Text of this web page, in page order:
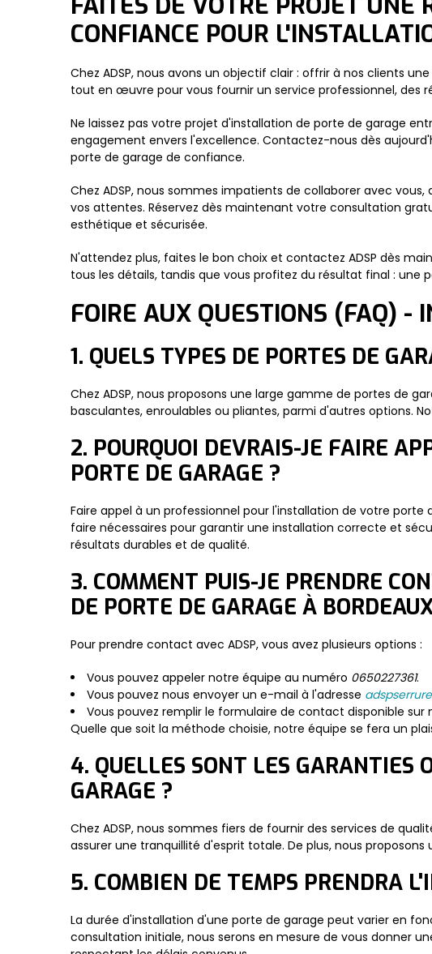
CONFIANCE POUR
Chez ADSP, nous avons un objectif clair : offrir à nos clients
tout en œuvre pour vous fournir un service professionnel, des
Ne laissez pas votre projet d'installation de porte de garage
engagement envers l'excellence. Contactez-nous dès
porte de garage de confiance.
Chez ADSP, nous sommes impatients de collaborer avec
vos attentes. Réservez dès maintenant votre consultation
esthétique et sécurisée.
N'attendez plus, faites le bon choix et contactez ADSP dès
tous les détails, tandis que vous profitez du résultat final :
FOIRE AUX QUESTIONS (FAQ) -
1. QUELS TYPES DE PORTES DE
Chez ADSP, nous proposons une large gamme de portes de
basculantes, enroulables ou pliantes, parmi d'autres options.
2. POURQUOI DEVRAIS-JE FAIRE
PORTE DE GARAGE ?
Faire appel à un professionnel pour l'installation de votre
faire nécessaires pour garantir une installation correcte et
résultats durables et de qualité.
3. COMMENT PUIS-JE PRENDRE
DE PORTE DE GARAGE À
Pour prendre contact avec ADSP, vous avez plusieurs options :
Vous pouvez appeler notre équipe au numéro 0650227361.
Vous pouvez nous envoyer un e-mail à l'adresse
Vous pouvez remplir le formulaire de contact disponible sur
Quelle que soit la méthode choisie, notre équipe se fera un
4. QUELLES SONT LES GARANTIES
GARAGE ?
Chez ADSP, nous sommes fiers de fournir des services de
assurer une tranquillité d'esprit totale. De plus, nous
5. COMBIEN DE TEMPS PRENDRA
La durée d'installation d'une porte de garage peut varier en
consultation initiale, nous serons en mesure de vous donner